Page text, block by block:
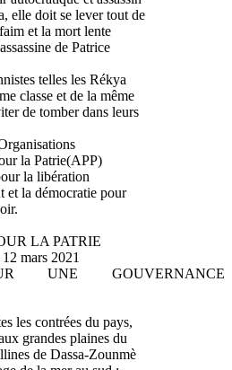
elle doit se lever tout de
et la mort lente
de Patrice
telles les Rékya
classe et de la même
de tomber dans leurs
la Patrie(APP)
la libération
et la démocratie pour
LA PATRIE
mars 2021
UNE GOUVERNANCE
les contrées du pays,
grandes plaines du
de Dassa-Zounmè